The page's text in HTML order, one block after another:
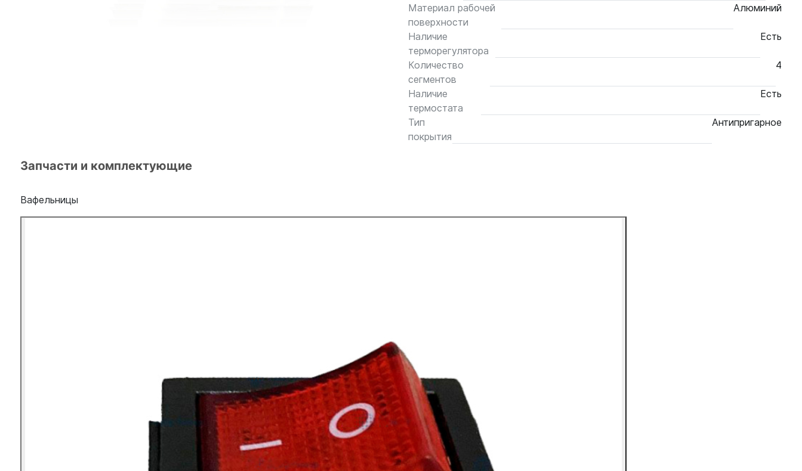
Материал рабочей
поверхности
Алюминий
Наличие
терморегулятора
Есть
Количество
сегментов
4
Наличие
термостата
Есть
Тип
покрытия
Антипригарное
Запчасти и комплектующие
Вафельницы